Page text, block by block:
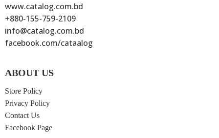
www.catalog.com.bd
+880-155-759-2109
info@catalog.com.bd
facebook.com/cataalog
ABOUT US
Store Policy
Privacy Policy
Contact Us
Facebook Page